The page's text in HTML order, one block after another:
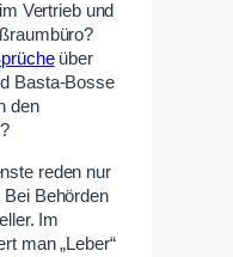
Vertrieb und
über
Basta-Bosse
den
reden nur
Behörden
Im
man „Leber“